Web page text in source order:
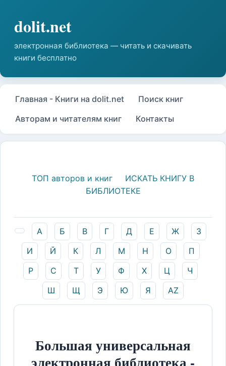
Главная - Книги на dolit.net
Поиск книг
Авторам и читателям книг
Контакты
ТОП авторов и книг
ИСКАТЬ КНИГУ В
БИБЛИОТЕКЕ
А Б В Г Д Е Ж
З
И
Й К Л М Н О
П
Р
С Т У Ф Х Ц
Ч
Ш
Щ Э Ю Я AZ
Большая универсальная